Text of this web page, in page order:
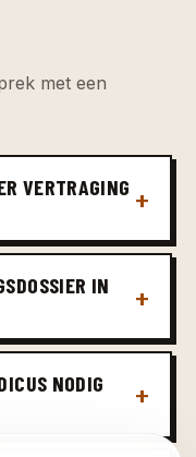
met een
VERTRAGING
IN
NODIG